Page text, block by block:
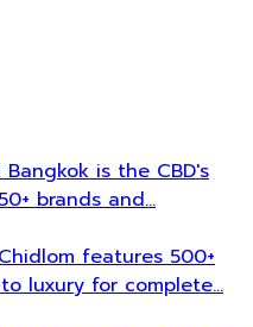
is the CBD's
brands and…
features 500+
luxury for complete…